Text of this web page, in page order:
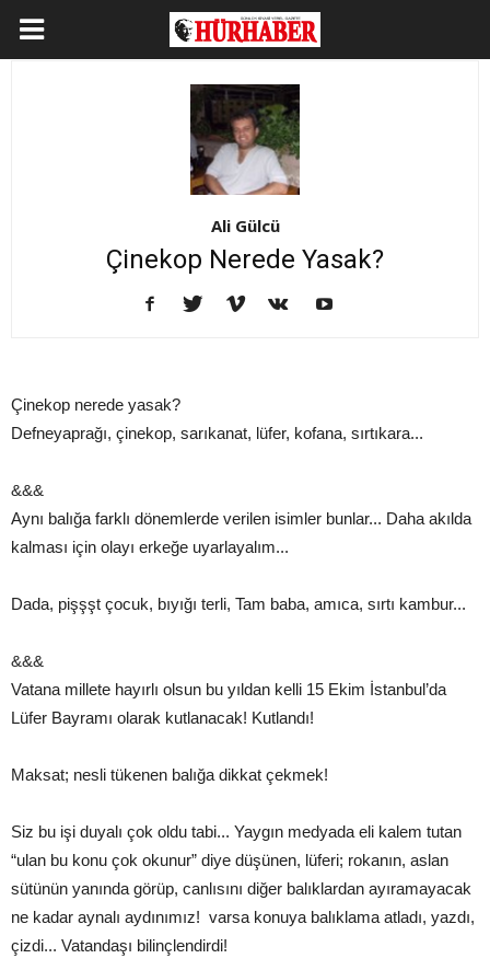
Ali Gülcü
Çinekop Nerede Yasak?
Çinekop nerede yasak?
Defneyaprağı, çinekop, sarıkanat, lüfer, kofana, sırtıkara...
&&&
Aynı balığa farklı dönemlerde verilen isimler bunlar... Daha akılda
kalması için olayı erkeğe uyarlayalım...
Dada, pişşşt çocuk, bıyığı terli, Tam baba, amıca, sırtı kambur...
&&&
Vatana millete hayırlı olsun bu yıldan kelli 15 Ekim İstanbul’da
Lüfer Bayramı olarak kutlanacak! Kutlandı!
Maksat; nesli tükenen balığa dikkat çekmek!
Siz bu işi duyalı çok oldu tabi... Yaygın medyada eli kalem tutan
“ulan bu konu çok okunur” diye düşünen, lüferi; rokanın, aslan
sütünün yanında görüp, canlısını diğer balıklardan ayıramayacak
ne kadar aynalı aydınımız! varsa konuya balıklama atladı, yazdı,
çizdi... Vatandaşı bilinçlendirdi!